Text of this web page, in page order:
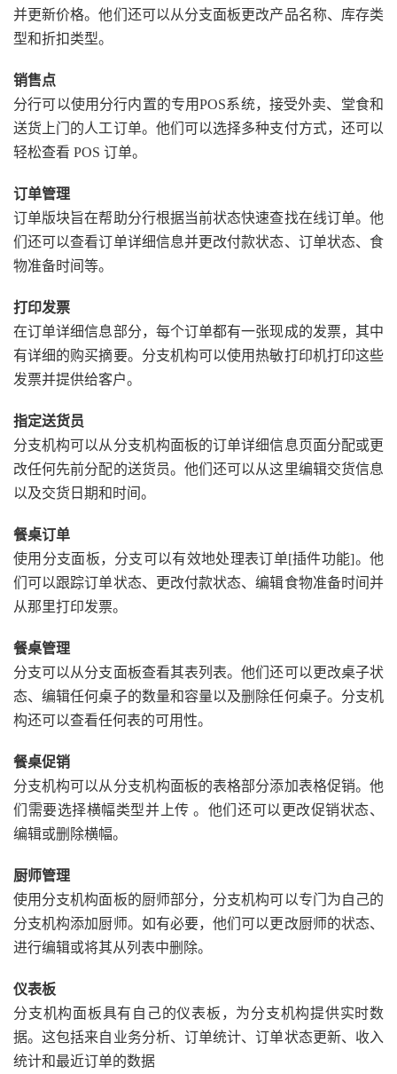
并更新价格。他们还可以从分支面板更改产品名称、库存类
型和折扣类型。
销售点
分行可以使用分行内置的专用POS系统，接受外卖、堂食和
送货上门的人工订单。他们可以选择多种支付方式，还可以
轻松查看 POS 订单。
订单管理
订单版块旨在帮助分行根据当前状态快速查找在线订单。他
们还可以查看订单详细信息并更改付款状态、订单状态、食
物准备时间等。
打印发票
在订单详细信息部分，每个订单都有一张现成的发票，其中
有详细的购买摘要。分支机构可以使用热敏打印机打印这些
发票并提供给客户。
指定送货员
分支机构可以从分支机构面板的订单详细信息页面分配或更
改任何先前分配的送货员。他们还可以从这里编辑交货信息
以及交货日期和时间。
餐桌订单
使用分支面板，分支可以有效地处理表订单[插件功能]。他
们可以跟踪订单状态、更改付款状态、编辑食物准备时间并
从那里打印发票。
餐桌管理
分支可以从分支面板查看其表列表。他们还可以更改桌子状
态、编辑任何桌子的数量和容量以及删除任何桌子。分支机
构还可以查看任何表的可用性。
餐桌促销
分支机构可以从分支机构面板的表格部分添加表格促销。他
们需要选择横幅类型并上传 。他们还可以更改促销状态、
编辑或删除横幅。
厨师管理
使用分支机构面板的厨师部分，分支机构可以专门为自己的
分支机构添加厨师。如有必要，他们可以更改厨师的状态、
进行编辑或将其从列表中删除。
仪表板
分支机构面板具有自己的仪表板，为分支机构提供实时数
据。这包括来自业务分析、订单统计、订单状态更新、收入
统计和最近订单的数据